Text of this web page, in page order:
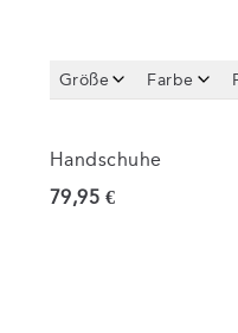
Größe Farbe
Handschuhe
Preis
79,95 €